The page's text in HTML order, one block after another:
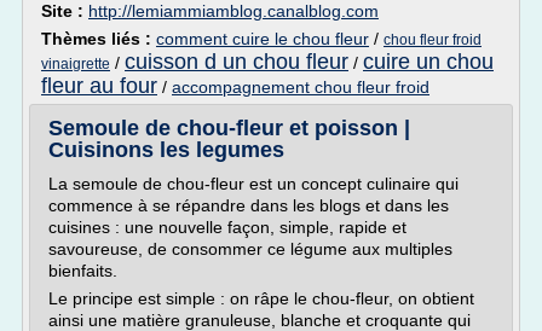
Site : http://lemiammiamblog.canalblog.com
Thèmes liés : comment cuire le chou fleur / chou fleur froid
vinaigrette / cuisson d un chou fleur / cuire un chou
fleur au four / accompagnement chou fleur froid
Semoule de chou-fleur et poisson |
Cuisinons les legumes
La semoule de chou-fleur est un concept culinaire qui
commence à se répandre dans les blogs et dans les
cuisines : une nouvelle façon, simple, rapide et
savoureuse, de consommer ce légume aux multiples
bienfaits.
Le principe est simple : on râpe le chou-fleur, on obtient
ainsi une matière granuleuse, blanche et croquante qui